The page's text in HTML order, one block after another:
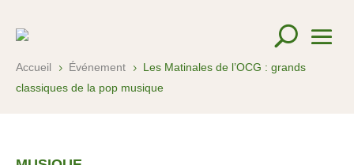
Accueil 5 Événement 5
Les Matinales de l’OCG : grands
classiques de la pop musique